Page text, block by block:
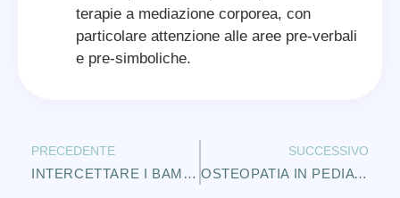
terapie a mediazione corporea, con
particolare attenzione alle aree pre-verbali
e pre-simboliche.
PRECEDENTE
INTERCETTARE I BAMBINI
SUCCESSIVO
OSTEOPATIA IN PEDIATRIA